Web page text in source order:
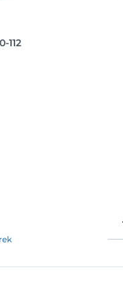
112